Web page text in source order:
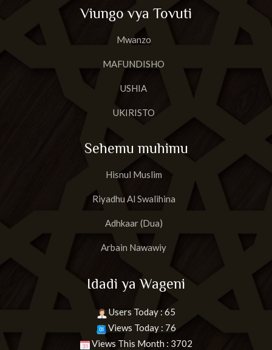
Viungo vya Tovuti
Mwanzo
MAFUNDISHO
USHIA
UKIRISTO
Sehemu muhimu
Hisnul Muslim
Riyadhu Al Swalihina
Adhkaar (Dua)
Arbain Nawawiy
Idadi ya Wageni
Users Today : 65
Views Today : 76
Views This Month : 3702